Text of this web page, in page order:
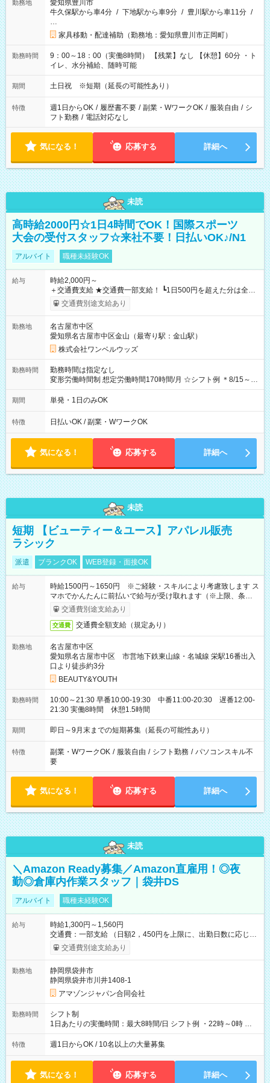
勤務地
愛知県豊川市
牛久保駅から車4分 / 下地駅から車9分 / 豊川駅から車11分 /
…
家具移動・配達補助（勤務地：愛知県豊川市正岡町）
勤務時間
9：00～18：00（実働8時間） 【残業】なし 【休憩】60分 ・ト
イレ、水分補給、随時可能
期間 土日祝 ※短期（延長の可能性あり）
特徴 週1日からOK / 履歴書不要 / 副業・WワークOK / 服装自由 / シ
フト勤務 / 電話対応なし
気になる！ 応募する 詳細へ
未読
高時給2000円☆1日4時間でOK！国際スポーツ
大会の受付スタッフ☆来社不要！日払いOK♪/N1
アルバイト 職種未経験OK
給与
時給2,000円～
＋交通費支給 ★交通費一部支給！ ┗1日500円を超えた分は全額
支給！ ※往復500円以内の方は自己負担となります ★日払い
OK！（規定あり） ┗働いたその日に現金GET♪ お仕事後はコン
期間なし
交通費別途支給あり
勤務地
名古屋市中区
愛知県名古屋市中区金山（最寄り駅：金山駅）
株式会社ワンベルウッズ
勤務時間
勤務時間は指定なし
変形労働時間制 想定労働時間170時間/月 ☆シフト例 ＊8/15～
10/26 全日共通 08：00～12：00 17：00～21：00 ＊8/31
～9/19のみ下記シフトもあります！ 12：00～16：00 ＊9/6～
00
期間 単発・1日のみOK
特徴 日払いOK / 副業・WワークOK
気になる！ 応募する 詳細へ
未読
短期 【ビューティー＆ユース】アパレル販売
ラシック
派遣 ブランクOK WEB登録・面接OK
給与
時給1500円～1650円 ※ご経験・スキルにより考慮致します ス
マホでかんたんに前払いで給与が受け取れます（※上限、条件
あり）交通費別途支給あり
交通費 交通費全額支給（規定あり）
勤務地
名古屋市中区
愛知県名古屋市中区 市営地下鉄東山線・名城線 栄駅16番出入
口より徒歩約3分
BEAUTY&YOUTH
勤務時間
10:00～21:30 早番10:00-19:30 中番11:00-20:30 遅番12:00-
21:30 実働8時間 休憩1.5時間
期間 即日～9月末までの短期募集（延長の可能性あり）
特徴 副業・WワークOK / 服装自由 / シフト勤務 / パソコンスキル不
要
気になる！ 応募する 詳細へ
未読
＼Amazon Ready募集／Amazon直雇用！◎夜
勤◎倉庫内作業スタッフ｜袋井DS
アルバイト 職種未経験OK
給与
時給1,300円～1,560円
交通費：一部支給 （日額2，450円を上限に、出勤日数に応じて
実費支給） ※22:00～翌5:00までは時給25%UP！ ■給与前払い
制度あり ※前払い額の上限あり、手数料無料（Amazon負担）
交通費別途支給あり
勤務地
静岡県袋井市
静岡県袋井市川井1408-1
アマゾンジャパン合同会社
勤務時間
シフト制
1日あたりの実働時間：最大8時間/日 シフト例 ・22時～0時 入
社後、就業可能シフトをご確認の上、申請してください。
特徴 週1日からOK / 10名以上の大量募集
気になる！ 応募する 詳細へ